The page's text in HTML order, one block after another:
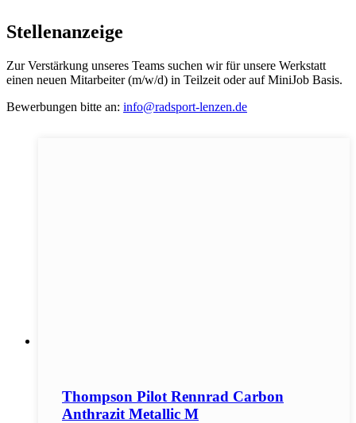
Stellenanzeige
Zur Verstärkung unseres Teams suchen wir für unsere Werkstatt
einen neuen Mitarbeiter (m/w/d) in Teilzeit oder auf MiniJob Basis.
Bewerbungen bitte an: info@radsport-lenzen.de
Thompson Pilot Rennrad Carbon
Anthrazit Metallic M